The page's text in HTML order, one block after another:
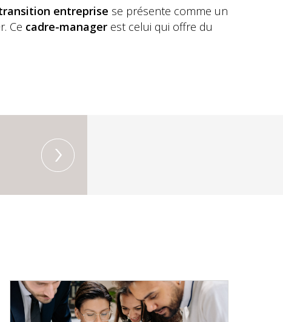
entreprise se présente comme un
Ce cadre-manager est celui qui offre du